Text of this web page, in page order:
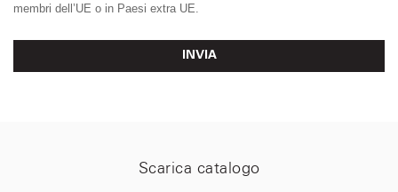
membri dell’UE o in Paesi extra UE.
INVIA
Scarica catalogo